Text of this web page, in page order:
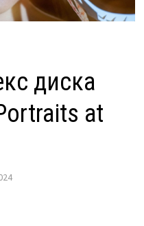
диска
at